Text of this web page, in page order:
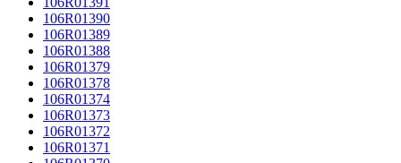
106R01390
106R01389
106R01388
106R01379
106R01378
106R01374
106R01373
106R01372
106R01371